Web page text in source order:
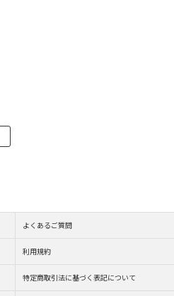
よくあるご質問
利用規約
特定商取引法に基づく表記について